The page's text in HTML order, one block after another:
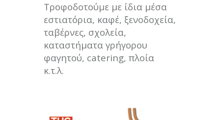
Τροφοδοτούμε με ίδια μέσα
εστιατόρια, καφέ, ξενοδοχεία,
ταβέρνες, σχολεία,
καταστήματα γρήγορου
φαγητού, catering, πλοία
κ.τ.λ.